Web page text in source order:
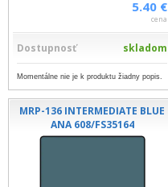
5.40 €
cena
Dostupnosť skladom
Momentálne nie je k produktu žiadny popis.
MRP-136 INTERMEDIATE BLUE
ANA 608/FS35164